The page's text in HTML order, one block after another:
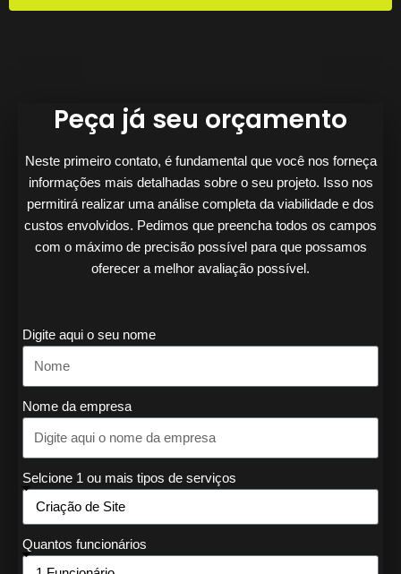
Peça já seu orçamento
Neste primeiro contato, é fundamental que você nos forneça
informações mais detalhadas sobre o seu projeto. Isso nos
permitirá realizar uma análise completa da viabilidade e dos
custos envolvidos. Pedimos que preencha todos os campos
com o máximo de precisão possível para que possamos
oferecer a melhor avaliação possível.
Digite aqui o seu nome
Nome da empresa
Selcione 1 ou mais tipos de serviços
Quantos funcionários